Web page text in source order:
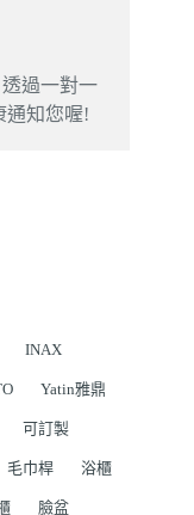
過一對一
通知您喔!
INAX
Yatin雅鼎
可訂製
毛巾桿 浴櫃
臉盆